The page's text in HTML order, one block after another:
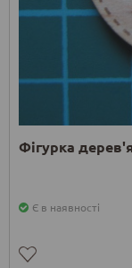
Фігурка
Є в наявності